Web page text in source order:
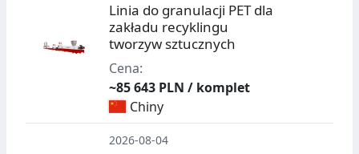
Linia do granulacji PET dla
zakładu recyklingu
tworzyw sztucznych
Cena:
~85 643 PLN / komplet
Chiny
2026-08-04